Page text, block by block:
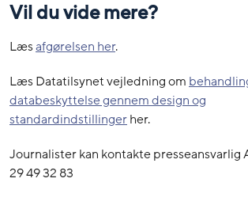
Vil du vide mere?
Læsafgørelsen her.
Læs Datatilsynet vejledning om
databeskyttelse gennem design og
standardindstillingerher.
Journalister kan kontakte presseansvarlig
29 49 32 83